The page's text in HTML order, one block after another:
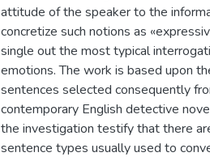
attitude of the speaker to the
concretize such notions as
single out the most typical
emotions. The work is based upon
sentences selected consequently
contemporary English detective
the investigation testify that there
sentence types usually used to